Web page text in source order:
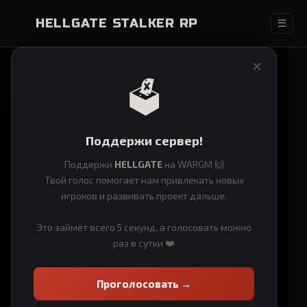
HELLGATE STALKER RP ☰
✕
🗳️
Поддержи сервер!
Поддержи HELLGATEна WARGM 🙌
Твой голос помогает нам привлекать новых
игроков и развивать проект дальше.
Это займёт всего 5 секунд, а голосовать можно
раз в сутки ❤️
Проголосовать →